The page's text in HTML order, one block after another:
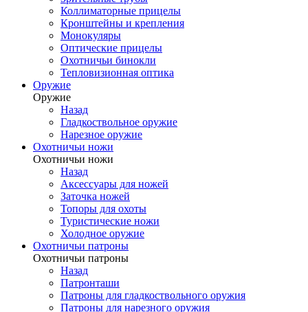
Коллиматорные прицелы
Кронштейны и крепления
Монокуляры
Оптические прицелы
Охотничьи бинокли
Тепловизионная оптика
Оружие
Оружие
Назад
Гладкоствольное оружие
Нарезное оружие
Охотничьи ножи
Охотничьи ножи
Назад
Аксессуары для ножей
Заточка ножей
Топоры для охоты
Туристические ножи
Холодное оружие
Охотничьи патроны
Охотничьи патроны
Назад
Патронташи
Патроны для гладкоствольного оружия
Патроны для нарезного оружия